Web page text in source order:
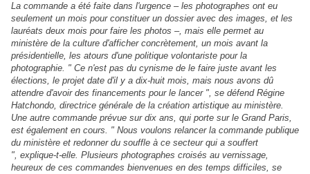
La commande a été faite dans l'urgence – les photographes ont eu
seulement un mois pour constituer un dossier avec des images, et les
lauréats deux mois pour faire les photos –, mais elle permet au
ministère de la culture d'afficher concrètement, un mois avant la
présidentielle, les atours d'une politique volontariste pour la
photographie. " Ce n'est pas du cynisme de le faire juste avant les
élections, le projet date d'il y a dix-huit mois, mais nous avons dû
attendre d'avoir des financements pour le lancer ", se défend Régine
Hatchondo, directrice générale de la création artistique au ministère.
Une autre commande prévue sur dix ans, qui porte sur le Grand Paris,
est également en cours. " Nous voulons relancer la commande publique
du ministère et redonner du souffle à ce secteur qui a souffert
", explique-t-elle. Plusieurs photographes croisés au vernissage,
heureux de ces commandes bienvenues en des temps difficiles, se